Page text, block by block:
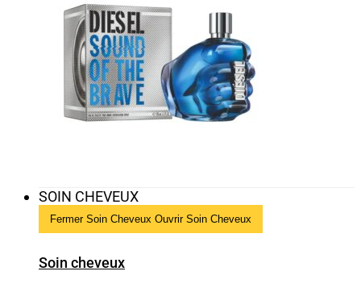
SOIN CHEVEUX
Fermer Soin Cheveux Ouvrir Soin Cheveux
Soin cheveux